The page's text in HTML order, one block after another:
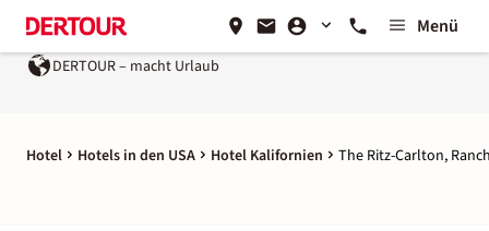
Menü
DERTOUR – macht Urlaub
Hotel Hotels in den USA Hotel Kalifornien The Ritz-Carlton,